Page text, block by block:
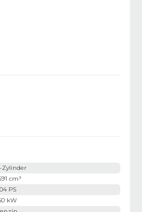
Zylinder
cm³
PS
kW